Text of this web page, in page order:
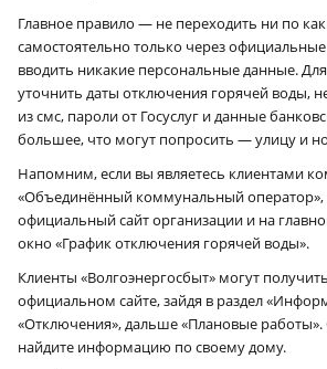
Главное правило — не переходить ни по
самостоятельно только через
вводить никакие персональные данные.
уточнить даты отключения горячей воды,
из смс, пароли от Госуслуг и данные
большее, что могут попросить — улицу и
Напомним, если вы являетесь клиентами
«Объединённый коммунальный оператор»,
официальный сайт организации и на
окно «График отключения горячей воды».
Клиенты «Волгоэнергосбыт» могут
официальном сайте, зайдя в раздел
«Отключения», дальше «Плановые
найдите информацию по своему дому.